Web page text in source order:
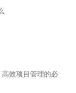
效项目管理的必